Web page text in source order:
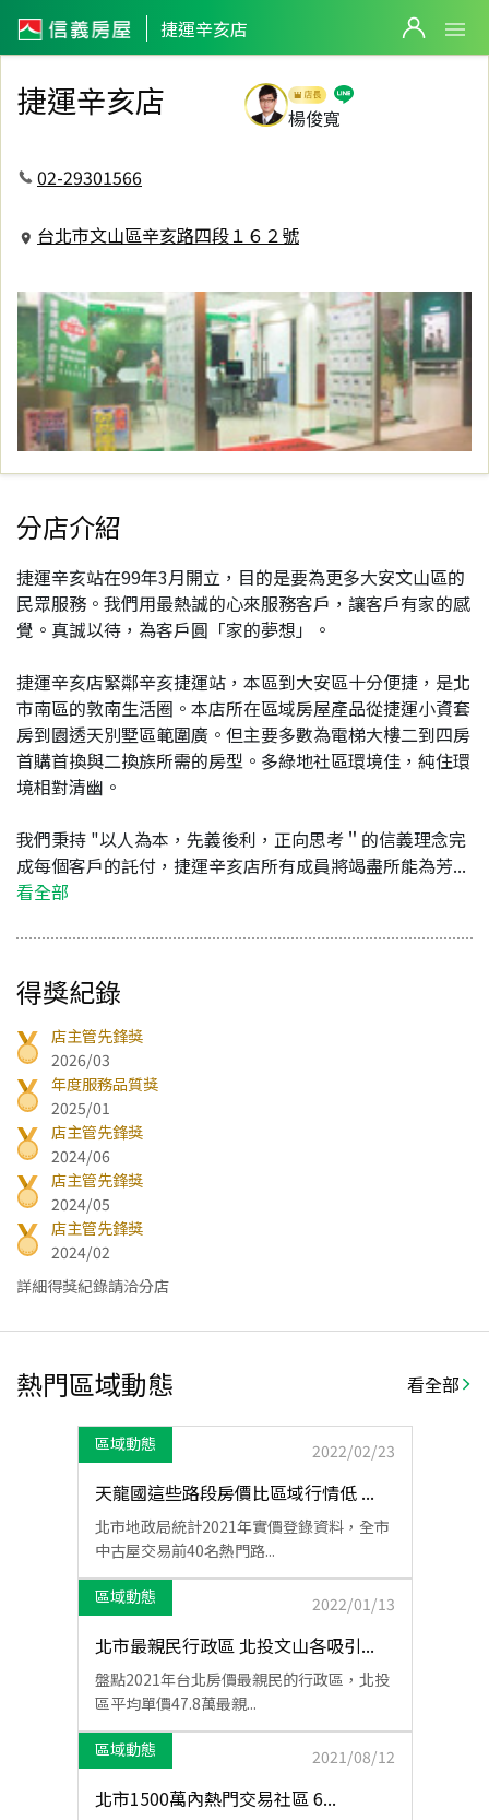
捷運辛亥店
信義房屋捷運辛亥店
捷運辛亥店 楊俊寬
02-29301566
台北市文山區辛亥路四段１６２號
分店介紹
捷運辛亥站在99年3月開立，目的是要為更多大安文山區的
民眾服務。我們用最熱誠的心來服務客戶，讓客戶有家的感
覺。真誠以待，為客戶圓「家的夢想」。
捷運辛亥店緊鄰辛亥捷運站，本區到大安區十分便捷，是北
市南區的敦南生活圈。本店所在區域房屋產品從捷運小資套
房到園透天別墅區範圍廣。但主要多數為電梯大樓二到四房
首購首換與二換族所需的房型。多綠地社區環境佳，純住環
境相對清幽。
我們秉持 "以人為本，先義後利，正向思考＂的信義理念完
成每個客戶的託付，捷運辛亥店所有成員將竭盡所能為芳...
看全部
得獎紀錄
店主管先鋒獎
2026/03
年度服務品質獎
2025/01
店主管先鋒獎
2024/06
店主管先鋒獎
2024/05
店主管先鋒獎
2024/02
詳細得獎紀錄請洽分店
熱門區域動態 看全部
區域動態 2022/02/23
天龍國這些路段房價比區域行情低 ...
北市地政局統計2021年實價登錄資料，全市
中古屋交易前40名熱門路...
區域動態 2022/01/13
北市最親民行政區 北投文山各吸引...
盤點2021年台北房價最親民的行政區，北投
區平均單價47.8萬最親...
區域動態 2021/08/12
北市1500萬內熱門交易社區 6...